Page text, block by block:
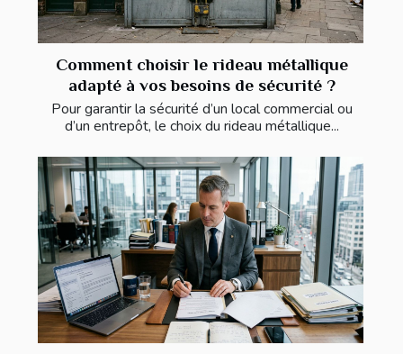
Comment choisir le rideau métallique
adapté à vos besoins de sécurité ?
Pour garantir la sécurité d’un local commercial ou
d’un entrepôt, le choix du rideau métallique...